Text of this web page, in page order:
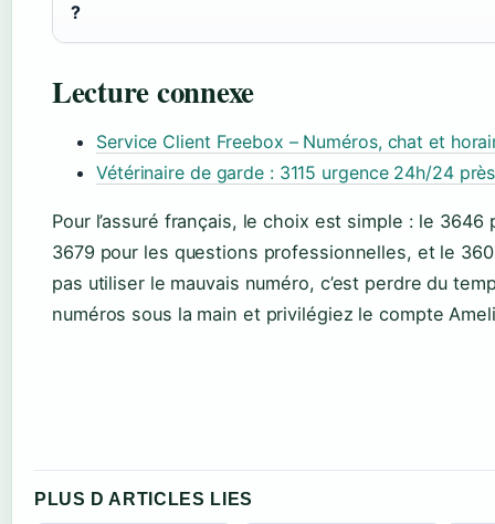
?
Lecture connexe
Service Client Freebox – Numéros, chat et
Vétérinaire de garde : 3115 urgence 24h/24
Pour l’assuré français, le choix est simple : le
3679 pour les questions professionnelles, et le
pas utiliser le mauvais numéro, c’est perdre du
numéros sous la main et privilégiez le compte
PLUS D ARTICLES LIES